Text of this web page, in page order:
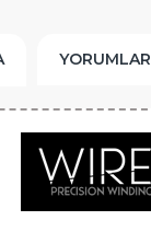
YORUMLAR